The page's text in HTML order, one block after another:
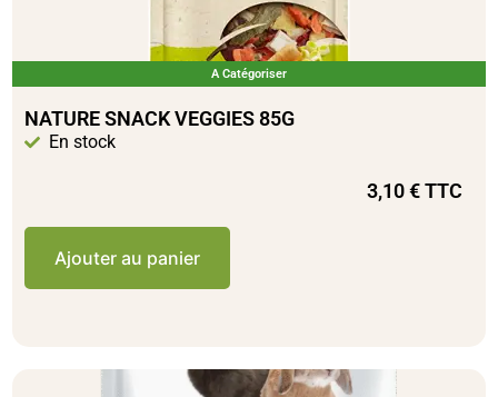
A Catégoriser
NATURE SNACK VEGGIES 85G
En stock
3,10€TTC
Ajouter au panier